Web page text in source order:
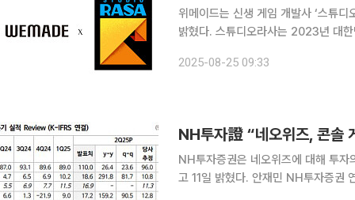
위메이드는 신생 게임 개발사 ‘스튜
밝혔다. 스튜디오라사는 2023년 대한민국 게임 대상 수상작 ‘P의 거짓’의 주요 개발진인 노창규 대
2025-08-25 09:33
NH투자證 “네오위즈, 콘솔
NH투자증권은 네오위즈에 대해 투
고 11일 밝혔다. 안재민 NH투자증권 연구원은 “‘P의 거짓: 서곡’의 성공은 네오위즈의 콘솔 게임 시